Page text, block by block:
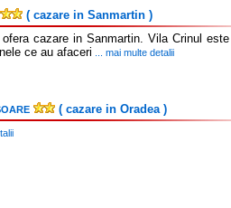
( cazare in Sanmartin )
cazare in Sanmartin. Vila Crinul
ce au afaceri ... mai multe detalii
( cazare in Oradea )